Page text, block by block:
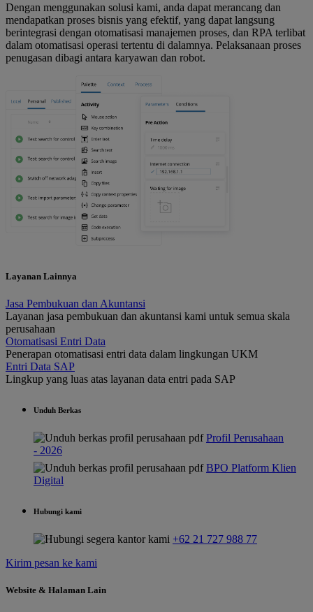
Dengan menggunakan solusi kami, anda dapat merancang dan
mendapatkan proses bisnis yang efektif, yang dapat langsung
berintegrasi dengan otomatisasi manajemen proses, dan RPA terlibat
dalam otomatisasi operasi tertentu di dalamnya. Pelaksanaan proses
penugasan dibagi antara karyawan dan robot.
Layanan Lainnya
Jasa Pembukuan dan Akuntansi
Layanan jasa pembukuan dan akuntansi kami untuk semua skala
perusahaan
Otomatisasi Entri Data
Penerapan otomatisasi entri data dalam lingkungan UKM
Entri Data SAP
Lingkup yang luas atas layanan data entri pada SAP
Unduh Berkas
Profil Perusahaan
- 2026
BPO Platform Klien
Digital
Hubungi kami
+62 21 727 988 77
Kirim pesan ke kami
Website & Halaman Lain